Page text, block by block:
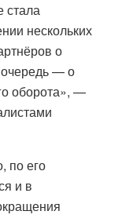
нескольких
о
— о
оборота», —
по его
и в